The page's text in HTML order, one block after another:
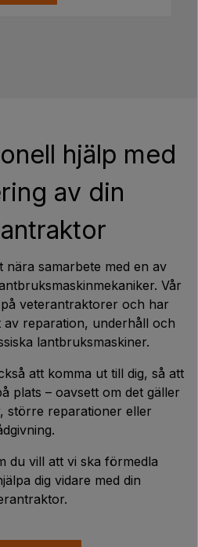
hjälp med
av din
samarbete med en av
Vår
veterantraktorer och har
reparation, underhåll och
lantbruksmaskiner.
att komma ut till dig, så att
plats – oavsett om det gäller
större reparationer eller
du vill att vi ska förmedla
dig vidare med din